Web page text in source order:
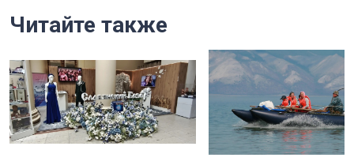
Читайте также